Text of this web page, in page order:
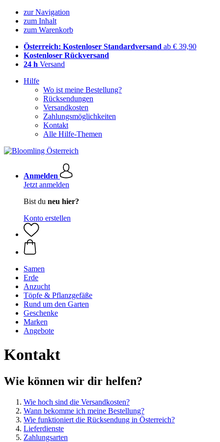
zur Navigation
zum Inhalt
zum Warenkorb
Österreich: Kostenloser Standardversand ab € 39,90
Kostenloser Rückversand
24 h Versand
Hilfe
Wo ist meine Bestellung?
Rücksendungen
Versandkosten
Zahlungsmöglichkeiten
Kontakt
Alle Hilfe-Themen
Anmelden
Jetzt anmelden
Bist du neu hier?
Konto erstellen
Samen
Erde
Anzucht
Töpfe & Pflanzgefäße
Rund um den Garten
Geschenke
Marken
Angebote
Kontakt
Wie können wir dir helfen?
Wie hoch sind die Versandkosten?
Wann bekomme ich meine Bestellung?
Wie funktioniert die Rücksendung in Österreich?
Lieferdienste
Zahlungsarten